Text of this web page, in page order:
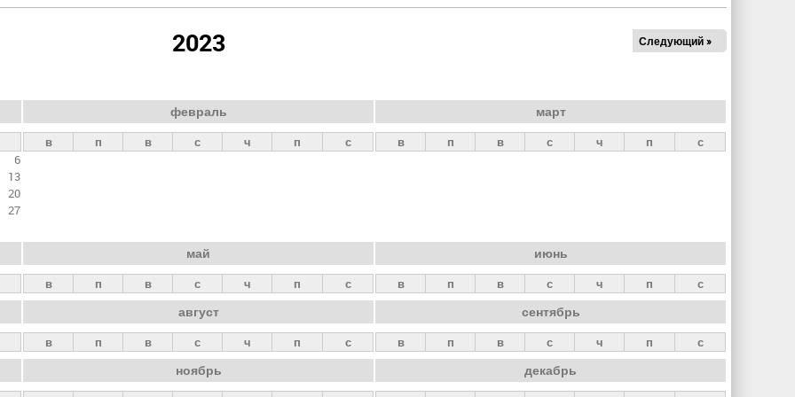
2023 Следующий »
6
13
20
27
февраль
в п в с ч п с
март
в п в с ч п с
май
в п в с ч п с
июнь
в п в с ч п с
август
в п в с ч п с
сентябрь
в п в с ч п с
ноябрь декабрь